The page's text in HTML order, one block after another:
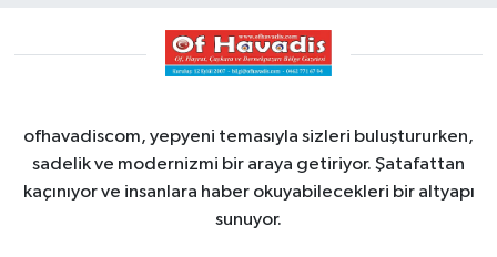
ofhavadiscom, yepyeni temasıyla sizleri buluştururken,
sadelik ve modernizmi bir araya getiriyor. Şatafattan
kaçınıyor ve insanlara haber okuyabilecekleri bir altyapı
sunuyor.